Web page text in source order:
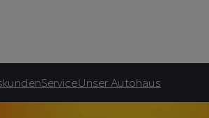
ServiceUnser Autohaus